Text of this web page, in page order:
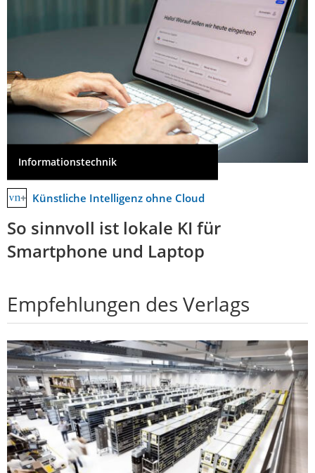
Informationstechnik
Künstliche Intelligenz ohne Cloud
So sinnvoll ist lokale KI für
Smartphone und Laptop
Empfehlungen des Verlags